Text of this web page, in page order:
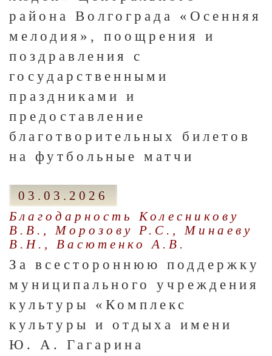
района Волгограда «Осенняя
мелодия», поощрения и
поздравления с
государственными
праздниками и
предоставление
благотворительных билетов
на футбольные матчи
03.03.2026
Благодарность Колесникову
В.В., Морозову Р.С., Минаеву
В.Н., Васютенко А.В.
За всестороннюю поддержку
муниципального учреждения
культуры «Комплекс
культуры и отдыха имени
Ю. А. Гагарина